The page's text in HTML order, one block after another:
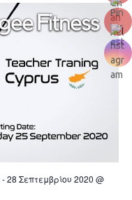
ώ
σ
ε
ι
S
e
a
σ
η
V
i
N
-28 Σεπτεμβρίου 2020 @